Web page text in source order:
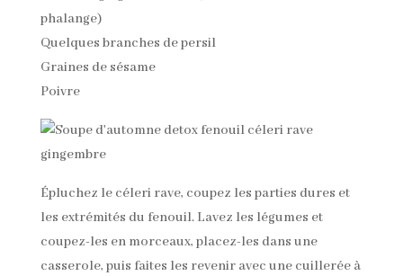
phalange)
Quelques branches de persil
Graines de sésame
Poivre
Épluchez le céleri rave, coupez les parties dures et
les extrémités du fenouil. Lavez les légumes et
coupez-les en morceaux, placez-les dans une
casserole, puis faites les revenir avec une cuillerée à